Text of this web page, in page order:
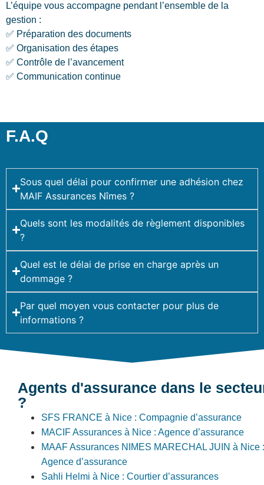
L’équipe vous accompagne pendant l’ensemble de la
gestion :
✅ Préparation des documents
✅ Organisation des étapes
✅ Contrôle de l’avancement
✅ Communication continue
F.A.Q
Sous quel délai pour confirmer une adhésion chez
MAIF Assurances Nîmes ?
Quels sont les modalités de règlement disponibles
?
Quel est le délai de prise en charge après un
dommage ?
Par quel moyen vous contacter pour plus de
informations ?
Agents d'assurance dans le
?
SFS FRANCE à Nice : Compagnie d’assurance
MACIF Assurances à Nice : Agence d’assurance
MAAF Assurances NIMES MARECHAL JUIN à Nice :
Agence d’assurance
Sahli Helmi à Nice : Courtier d’assurances